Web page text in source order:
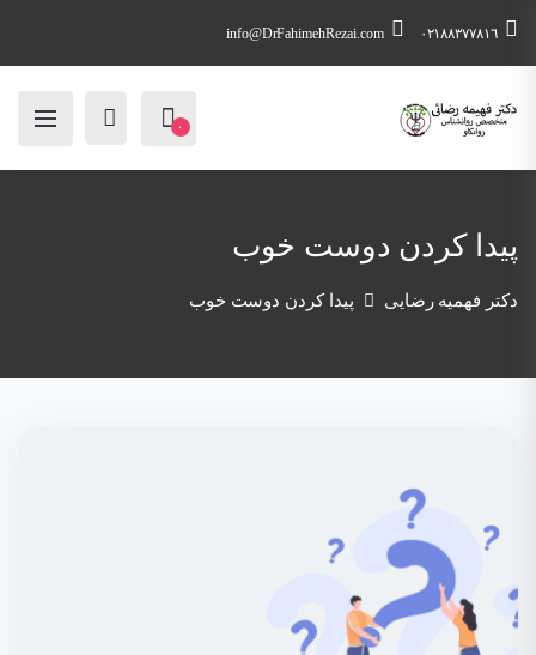
٠٢١٨٨٣٧٧٨١٦ info@DrFahimehRezai.com
۰
پیدا کردن دوست خوب
دکتر فهمیه رضایی پیدا کردن دوست خوب